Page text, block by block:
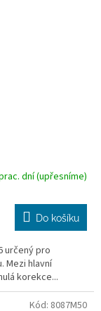
dní (upřesníme)
Do košíku
určený pro
Mezi hlavní
korekce...
Kód: 8087M50